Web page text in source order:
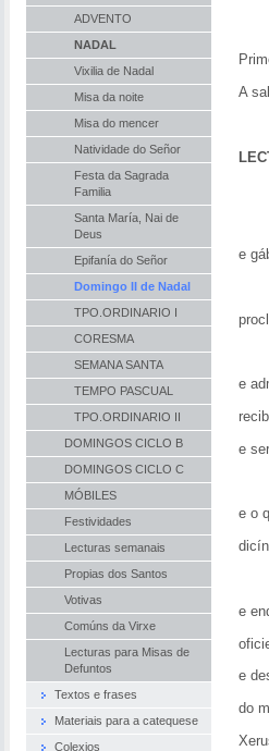
A
A
e
e
e
e o
e
e
do
ADVENTO
NADAL
Vixilia de Nadal
Misa da noite
Misa do mencer
Natividade do Señor
Festa da Sagrada
Familia
Santa María, Nai de
Deus
Epifanía do Señor
Domingo II de Nadal
TPO.ORDINARIO I
CORESMA
SEMANA SANTA
TEMPO PASCUAL
TPO.ORDINARIO II
DOMINGOS CICLO B
DOMINGOS CICLO C
MÓBILES
Festividades
Lecturas semanais
Propias dos Santos
Votivas
Comúns da Virxe
Lecturas para Misas de
Defuntos
Textos e frases
Materiais para a catequese
Colexios